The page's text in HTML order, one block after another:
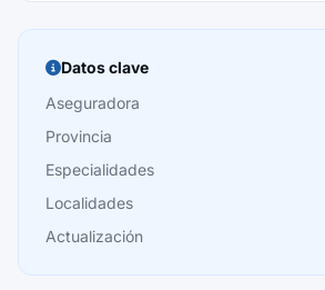
Burgos
Cáceres
Cádiz
Cantabria
Castellón
Datos clave
Aseguradora
Provincia
Especialidades
Localidades
Actualización